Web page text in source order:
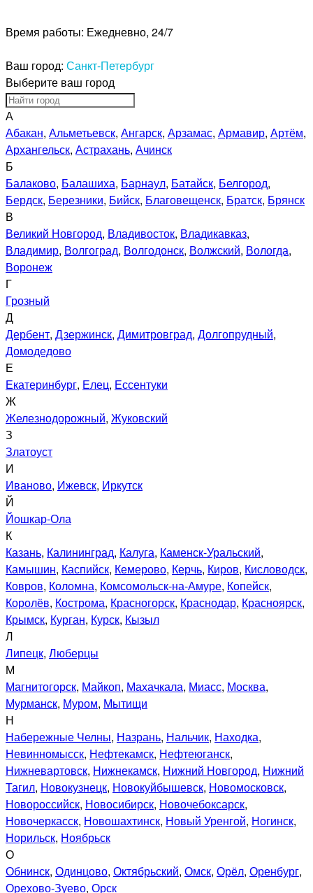
Время работы: Ежедневно, 24/7
Ваш город: Санкт-Петербург
Выберите ваш город
А
Абакан, Альметьевск, Ангарск, Арзамас, Армавир, Артём,
Архангельск, Астрахань, Ачинск
Б
Балаково, Балашиха, Барнаул, Батайск, Белгород,
Бердск, Березники, Бийск, Благовещенск, Братск, Брянск
В
Великий Новгород, Владивосток, Владикавказ,
Владимир, Волгоград, Волгодонск, Волжский, Вологда,
Воронеж
Г
Грозный
Д
Дербент, Дзержинск, Димитровград, Долгопрудный,
Домодедово
Е
Екатеринбург, Елец, Ессентуки
Ж
Железнодорожный, Жуковский
З
Златоуст
И
Иваново, Ижевск, Иркутск
Й
Йошкар-Ола
К
Казань, Калининград, Калуга, Каменск-Уральский,
Камышин, Каспийск, Кемерово, Керчь, Киров, Кисловодск,
Ковров, Коломна, Комсомольск-на-Амуре, Копейск,
Королёв, Кострома, Красногорск, Краснодар, Красноярск,
Крымск, Курган, Курск, Кызыл
Л
Липецк, Люберцы
М
Магнитогорск, Майкоп, Махачкала, Миасс, Москва,
Мурманск, Муром, Мытищи
Н
Набережные Челны, Назрань, Нальчик, Находка,
Невинномысск, Нефтекамск, Нефтеюганск,
Нижневартовск, Нижнекамск, Нижний Новгород, Нижний
Тагил, Новокузнецк, Новокуйбышевск, Новомосковск,
Новороссийск, Новосибирск, Новочебоксарск,
Новочеркасск, Новошахтинск, Новый Уренгой, Ногинск,
Норильск, Ноябрьск
О
Обнинск, Одинцово, Октябрьский, Омск, Орёл, Оренбург,
Орехово-Зуево, Орск